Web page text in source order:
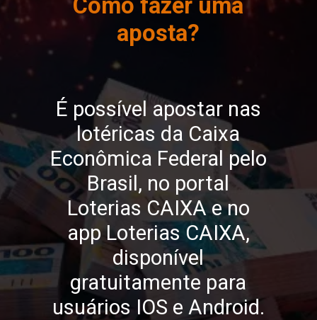
É possível apostar nas
lotéricas da Caixa
Econômica Federal pelo
Brasil, no portal
Loterias CAIXA e no
app Loterias CAIXA,
disponível
gratuitamente para
usuários IOS e Android.
Como fazer uma
aposta?